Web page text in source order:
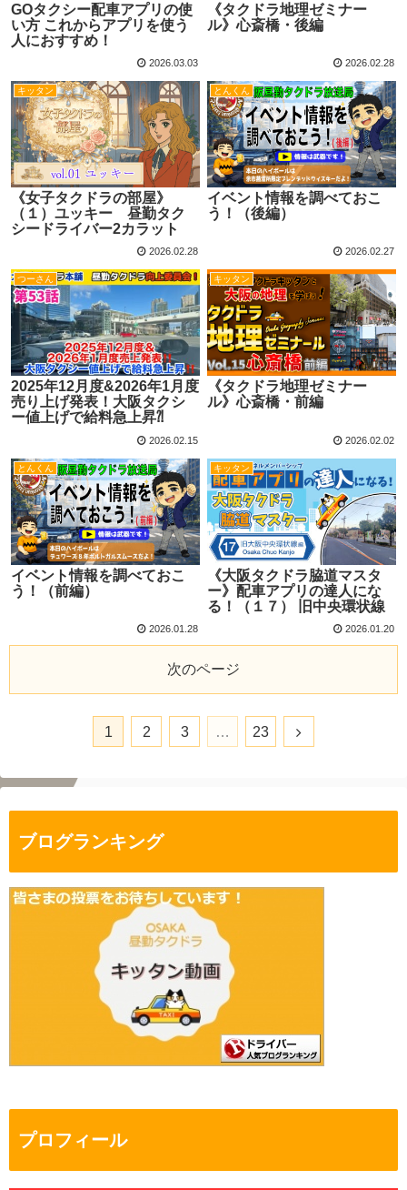
GOタクシー配車アプリの使
い方 これからアプリを使う
人におすすめ！
2026.03.03
《タクドラ地理ゼミナー
ル》心斎橋・後編
2026.02.28
キッタン
《女子タクドラの部屋》
（１）ユッキー 昼勤タク
シードライバー2カラット
2026.02.28
とんくん
イベント情報を調べておこ
う！（後編）
2026.02.27
つーさん
2025年12月度&2026年1月度
売り上げ発表！大阪タクシ
ー値上げで給料急上昇⁈
2026.02.15
キッタン
《タクドラ地理ゼミナー
ル》心斎橋・前編
2026.02.02
とんくん
イベント情報を調べておこ
う！（前編）
2026.01.28
キッタン
《大阪タクドラ脇道マスタ
ー》配車アプリの達人にな
る！（１７） 旧中央環状線
2026.01.20
次のページ
1 2 3 … 23
ブログランキング
プロフィール